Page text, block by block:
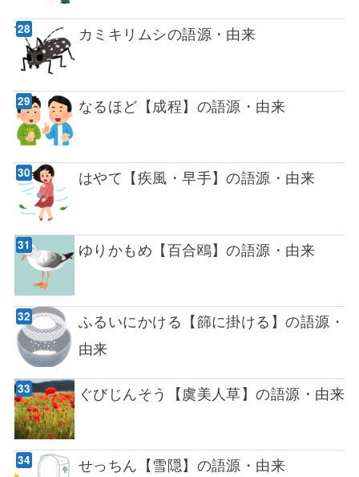
カミキリムシの語源・由来
なるほど【成程】の語源・由来
はやて【疾風・早手】の語源・由来
ゆりかもめ【百合鴎】の語源・由来
ふるいにかける【篩に掛ける】の語源・
由来
ぐびじんそう【虞美人草】の語源・由来
せっちん【雪隠】の語源・由来